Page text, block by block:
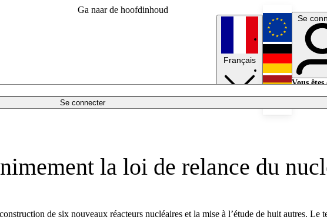
Ga naar de hoofdinhoud
Se connecter
Français
English
Deutsch
Se
Vous êtes
la loi de relance du
de six nouveaux réacteurs nucléaires et la mise à l’étude de huit autres. Le